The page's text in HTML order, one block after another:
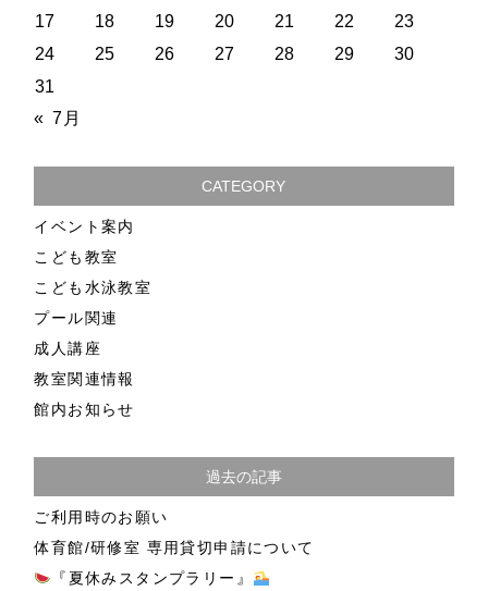
17
18 19 20 21 22
23
24
25 26 27 28 29
30
31
« 7月
CATEGORY
イベント案内
こども教室
こども水泳教室
プール関連
成人講座
教室関連情報
館内お知らせ
過去の記事
ご利用時のお願い
体育館/研修室 専用貸切申請について
『夏休みスタンプラリー』